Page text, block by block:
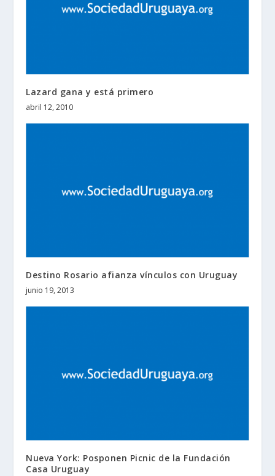
Lazard gana y está primero
abril 12, 2010
Destino Rosario afianza vínculos con Uruguay
junio 19, 2013
Nueva York: Posponen Picnic de la Fundación
Casa Uruguay